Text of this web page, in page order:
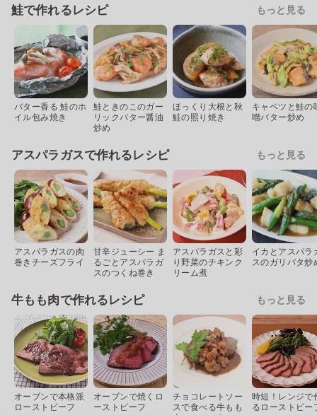
鮭で作れるレシピ もっと見る
バター香る 鮭のホ
イル包み焼き
鮭ときのこのガー
リックバター醤油
炒め
ほっくり大根と秋
鮭の照り焼き
キャベツと鮭の
噌バター炒め
アスパラガスで作れるレシピ もっと見る
アスパラガスの肉
巻きチーズフライ
甘辛ジューシー ま
るごとアスパラガ
スのつくね巻き
アスパラガスと彩
り野菜のチキンク
リーム煮
イカとアスパラ
スのガリバタ炒
牛もも肉で作れるレシピ もっと見る
オーブンで本格派
ローストビーフ
オーブンで焼くロ
ーストビーフ
チョコレートソー
スで食べる牛もも
時短！レンジで
るローストビー